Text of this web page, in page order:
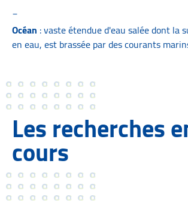
_
Océan : vaste étendue d'eau salée dont la
en eau, est brassée par des courants
Les recherches
cours